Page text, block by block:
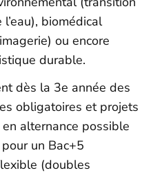
biomédical
ou encore
durable.
dès la 3e année des
obligatoires et projets
alternance possible
un Bac+5
(doubles